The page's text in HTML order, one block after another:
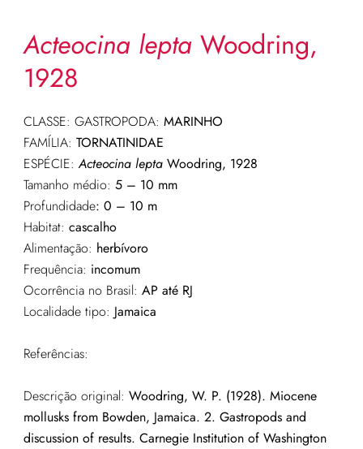
Acteocina leptaWoodring,
1928
CLASSE: GASTROPODA: MARINHO
FAMÍLIA: TORNATINIDAE
ESPÉCIE:Acteocina leptaWoodring, 1928
Tamanho médio: 5 – 10 mm
Profundidade: 0 – 10 m
Habitat: cascalho
Alimentação: herbívoro
Frequência: incomum
Ocorrência no Brasil: AP até RJ
Localidade tipo: Jamaica
Referências:
Descrição original: Woodring, W. P. (1928). Miocene
mollusks from Bowden, Jamaica. 2. Gastropods and
discussion of results. Carnegie Institution of Washington